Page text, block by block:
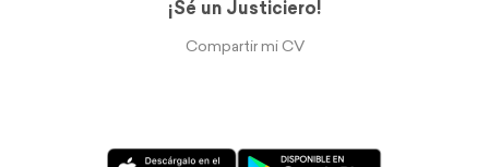
¡Sé un Justiciero!
Compartir mi CV